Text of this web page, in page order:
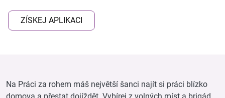
ZÍSKEJ APLIKACI
Na Práci za rohem máš největší šanci najít si práci blízko
domova a přestat dojíždět. Vybírej z volných míst a brigád